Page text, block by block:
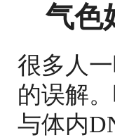
气色
很多人
的误解
与体内